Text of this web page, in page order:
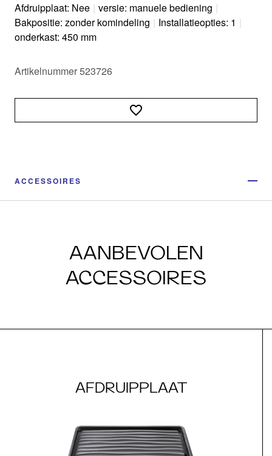
Afdruipplaat: Nee | versie: manuele bediening |
Bakpositie: zonder komindeling | Installatieopties: 1 |
onderkast: 450 mm
Artikelnummer 523726
ACCESSOIRES
AANBEVOLEN
ACCESSOIRES
AFDRUIPPLAAT